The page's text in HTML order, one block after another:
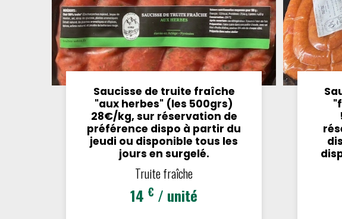
Saucisse de truite fraîche
"aux herbes" (les 500grs)
28€/kg, sur réservation de
préférence dispo à partir du
jeudi ou disponible tous les
jours en surgelé.
Truite fraîche
14 € / unité